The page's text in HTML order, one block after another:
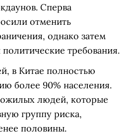
Сперва
отменить
однако затем
политические требования.
в Китае полностью
более 90% населения.
людей, которые
группу риска,
половины.